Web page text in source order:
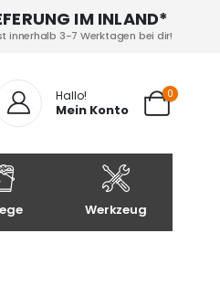
IM INLAND*
innerhalb 3-7 Werktagen bei dir!
Hallo!
Mein Konto
0
Werkzeug